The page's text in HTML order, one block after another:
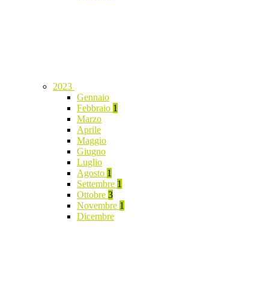
2023
Gennaio
Febbraio 1
Marzo
Aprile
Maggio
Giugno
Luglio
Agosto 1
Settembre 1
Ottobre 3
Novembre 1
Dicembre